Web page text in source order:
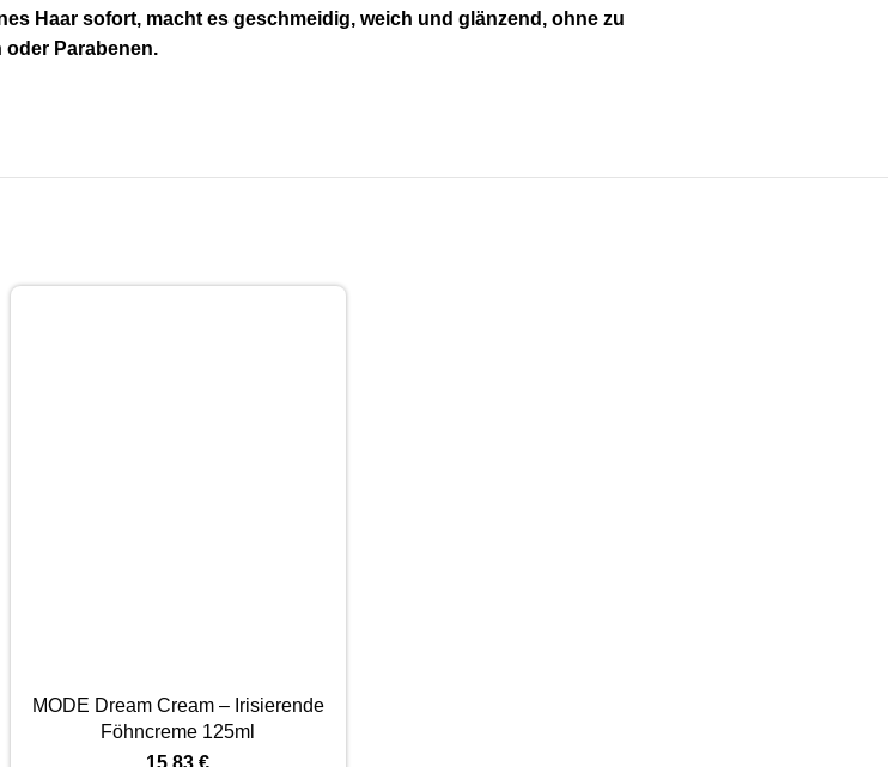
Haar sofort, macht es geschmeidig, weich und glänzend, ohne zu
oder Parabenen.
MODE Dream Cream – Irisierende
Föhncreme 125ml
15,83€